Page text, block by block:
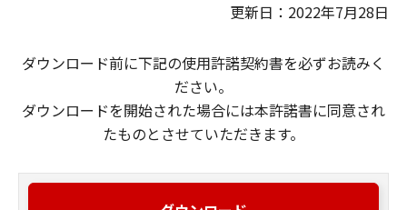
更新日：2022年7月28日
ダウンロード前に下記の使用許諾契約書を必ずお読みく
ださい。
ダウンロードを開始された場合には本許諾書に同意され
たものとさせていただきます。